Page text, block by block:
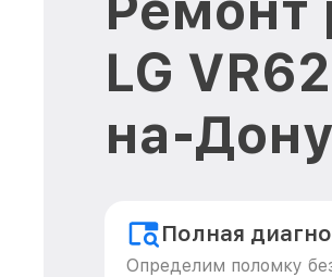
LG
на-Дону
Полная
Определим поломку